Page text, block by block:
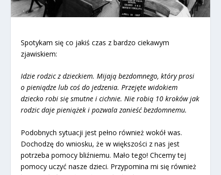
Spotykam się co jakiś czas z bardzo ciekawym
zjawiskiem:
Idzie rodzic z dzieckiem. Mijają bezdomnego, który prosi
o pieniądze lub coś do jedzenia. Przejęte widokiem
dziecko robi się smutne i cichnie. Nie robią 10 kroków jak
rodzic daje pieniążek i pozwala zanieść bezdomnemu.
Podobnych sytuacji jest pełno również wokół was.
Dochodzę do wniosku, że w większości z nas jest
potrzeba pomocy bliźniemu. Mało tego! Chcemy tej
pomocy uczyć nasze dzieci. Przypomina mi się również